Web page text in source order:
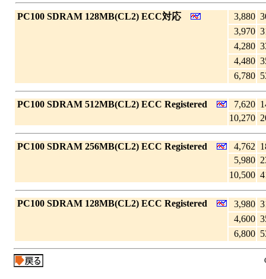
PC100 SDRAM 128MB(CL2) ECC対応 3,880
3,970
4,280
4,480
6,780
PC100 SDRAM 512MB(CL2) ECC Registered 7,620
10,270
PC100 SDRAM 256MB(CL2) ECC Registered 4,762
5,980
10,500
PC100 SDRAM 128MB(CL2) ECC Registered 3,980
4,600
6,800